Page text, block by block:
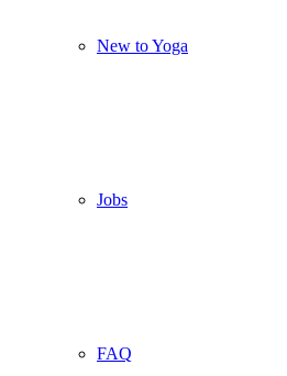
New to Yoga
Jobs
FAQ